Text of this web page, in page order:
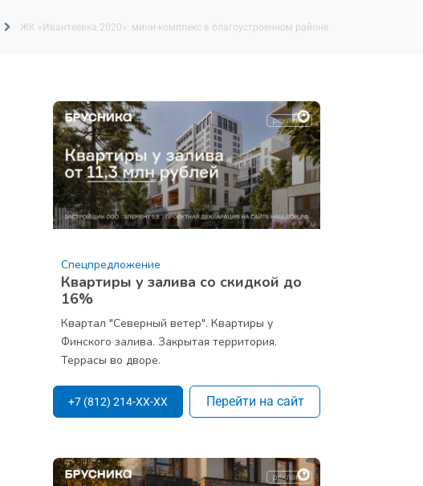
ЖК «Ивантеевка 2020»: мини-комплекс в благоустроенном районе
Спецпредложение
Квартиры у залива со скидкой до
16%
Квартал "Северный ветер". Квартиры у
Финского залива. Закрытая территория.
Террасы во дворе.
+7 (812) 214-XX-XX Перейти на сайт